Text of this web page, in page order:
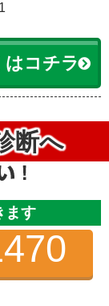
はコチラ
断へ
ます